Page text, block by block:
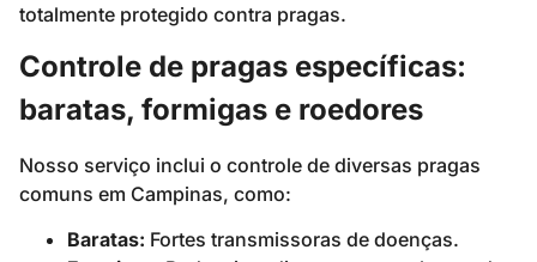
totalmente protegido contra pragas.
Controle de pragas específicas:
baratas, formigas e roedores
Nosso serviço inclui o controle de diversas pragas
comuns em Campinas, como:
Baratas: Fortes transmissoras de doenças.